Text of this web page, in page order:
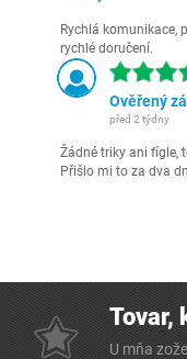
Rychlá komunikace,
rychlé doručení.
Ověřený
před 2 týdny
Žádné triky ani fígle,
Přišlo mi to za dva
Tovar,
U mňa